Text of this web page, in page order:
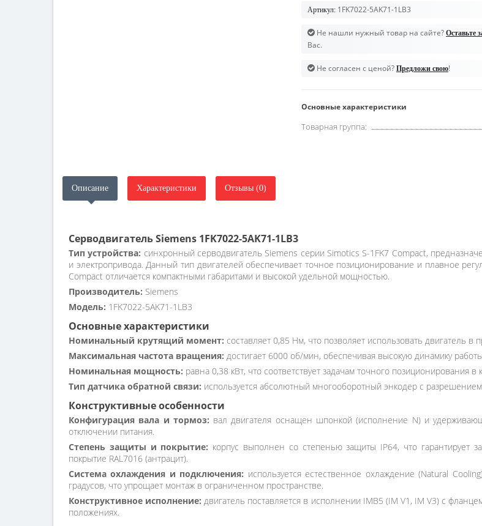
Артикул: 1FK7022-5AK71-1LB3
Не нашли нужный товар на сайте? Оставьте
Вас.
Не согласен с ценой? Предложи свою!
Основные характеристики
Товарная группа:
Описание Характеристики Отзывы (0)
Серводвигатель Siemens 1FK7022-5AK71-1LB3
Тип устройства: синхронный серводвигатель Siemens серии Simotics S-1FK7 Compact,
и электропривода. Данный тип двигателей обеспечивает точное позиционирование и плавное
Compact отличается компактными габаритами и высокой удельной мощностью.
Производитель: Siemens
Модель: 1FK7022-5AK71-1LB3
Основные характеристики
Номинальный крутящий момент: составляет 0,85 Нм, что позволяет использовать двигатель
Максимальная частота вращения: достигает 6000 об/мин, обеспечивая высокую динамику
Номинальная мощность: равна 0,38 кВт, что соответствует задачам точного позиционирования в
Тип датчика обратной связи: используется абсолютный многооборотный энкодер с
Конструктивные особенности
Конфигурация вала и тормоз: вал двигателя оснащен шпонкой (исполнение N) и
отключении питания.
Степень защиты и покрытие: корпус выполнен со степенью защиты IP64, что гарантирует
покрытие RAL7016 (антрацит).
Система охлаждения и подключения: используется естественное охлаждение (Natural
градусов, что упрощает монтаж в ограниченном пространстве.
Конструктивное исполнение: двигатель поставляется в исполнении IMB5 (IM V1, IM V3) с
положениях.